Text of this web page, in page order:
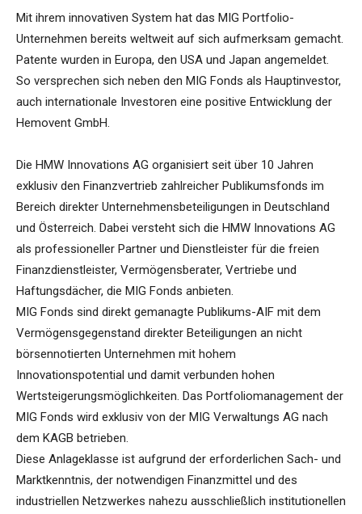
Mit ihrem innovativen System hat das MIG Portfolio-
Unternehmen bereits weltweit auf sich aufmerksam gemacht.
Patente wurden in Europa, den USA und Japan angemeldet.
So versprechen sich neben den MIG Fonds als Hauptinvestor,
auch internationale Investoren eine positive Entwicklung der
Hemovent GmbH.
Die HMW Innovations AG organisiert seit über 10 Jahren
exklusiv den Finanzvertrieb zahlreicher Publikumsfonds im
Bereich direkter Unternehmensbeteiligungen in Deutschland
und Österreich. Dabei versteht sich die HMW Innovations AG
als professioneller Partner und Dienstleister für die freien
Finanzdienstleister, Vermögensberater, Vertriebe und
Haftungsdächer, die MIG Fonds anbieten.
MIG Fonds sind direkt gemanagte Publikums-AIF mit dem
Vermögensgegenstand direkter Beteiligungen an nicht
börsennotierten Unternehmen mit hohem
Innovationspotential und damit verbunden hohen
Wertsteigerungsmöglichkeiten. Das Portfoliomanagement der
MIG Fonds wird exklusiv von der MIG Verwaltungs AG nach
dem KAGB betrieben.
Diese Anlageklasse ist aufgrund der erforderlichen Sach- und
Marktkenntnis, der notwendigen Finanzmittel und des
industriellen Netzwerkes nahezu ausschließlich institutionellen